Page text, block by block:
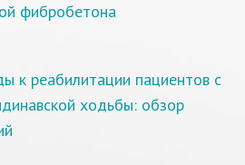
фибробетона
к реабилитации пациентов с
ходьбы: обзор